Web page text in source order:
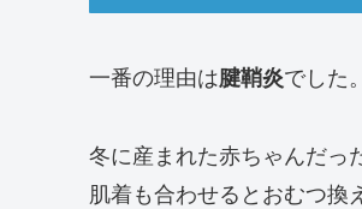
一番の理由は腱鞘炎でした。
冬に産まれた赤ちゃんだっ
肌着も合わせるとおむつ換